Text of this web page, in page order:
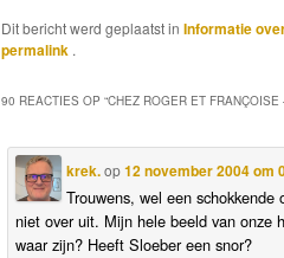
Dit bericht werd geplaatst inInformatie
permalink .
90 REACTIES OP “CHEZ ROGER ET
krek.op12 november 2004 om
Trouwens, wel een
niet over uit. Mijn hele beeld van onze
waar zijn? Heeft Sloeber een snor?